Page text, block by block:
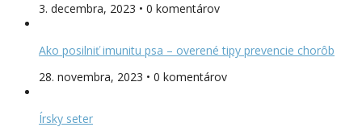
3. decembra, 2023 • 0 komentárov
Ako posilniť imunitu psa – overené tipy prevencie chorôb
28. novembra, 2023 • 0 komentárov
Írsky seter